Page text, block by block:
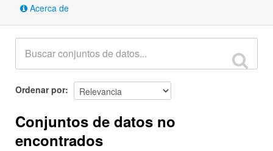
Acerca de
Ordenar por
Conjuntos de datos no
encontrados